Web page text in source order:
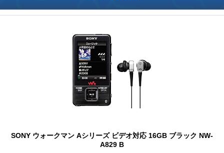
SONY ウォークマン Aシリーズ ビデオ対応 16GB ブラック NW-
A829 B